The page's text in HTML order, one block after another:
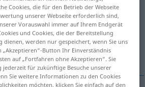
anklicken/antippen)
Cookies, die für den Betrieb der Webseite
unserer Webseite erforderlich sind,
Vorauswahl immer auf Ihrem Endgerät
und Cookies, die der Bereitstellung
dienen, werden nur gespeichert, wenn Sie uns
„Akzeptieren“-Button Ihr Einverständnis
auf „Fortfahren ohne Akzeptieren“. Sie
für zukünftige Besuche unserer
Sie weitere Informationen zu den Cookies
möchten, klicken Sie einfach auf den